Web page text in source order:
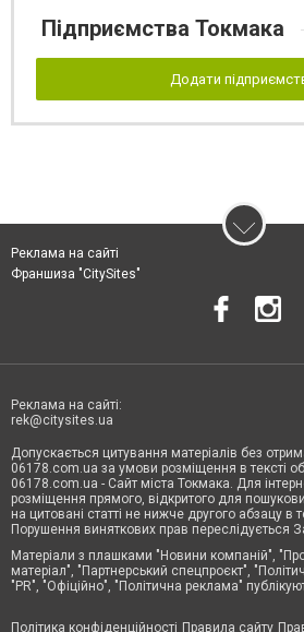
Підприємства Токмака
Додати
Реклама на сайті
Франшиза "CitySites"
Реклама на сайті:
rek@citysites.ua
Допускається цитування матеріалів без
06178.com.ua за умови розміщення в тексті
06178.com.ua - Сайт міста Токмака. Для
розміщення прямого, відкритого для
на цитовані статті не нижче другого абзацу в
Порушення виняткових прав переслідується
Матеріали з плашками "Новини компаній",
матеріал", "Партнерський спецпроєкт",
"PR", "Офіційно", "Політична реклама"
Політика конфіденційності Правила сайту